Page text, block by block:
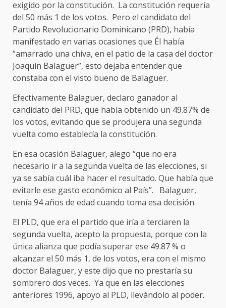
exigido por la constitución. La constitución requería
del 50 más 1 de los votos. Pero el candidato del
Partido Revolucionario Dominicano (PRD), había
manifestado en varias ocasiones que Él había
“amarrado una chiva, en el patio de la casa del doctor
Joaquín Balaguer”, esto dejaba entender que
constaba con el visto bueno de Balaguer.
Efectivamente Balaguer, declaro ganador al
candidato del PRD, que había obtenido un 49.87% de
los votos, evitando que se produjera una segunda
vuelta como establecía la constitución.
En esa ocasión Balaguer, alego “que no era
necesario ir a la segunda vuelta de las elecciones, si
ya se sabía cuál iba hacer el resultado. Que había que
evitarle ese gasto económico al País”. Balaguer,
tenía 94 años de edad cuando toma esa decisión.
El PLD, que era el partido que iría a terciaren la
segunda vuelta, acepto la propuesta, porque con la
única alianza que podía superar ese 49.87 % o
alcanzar el 50 más 1, de los votos, era con el mismo
doctor Balaguer, y este dijo que no prestaría su
sombrero dos veces. Ya que en las elecciones
anteriores 1996, apoyo al PLD, llevándolo al poder.